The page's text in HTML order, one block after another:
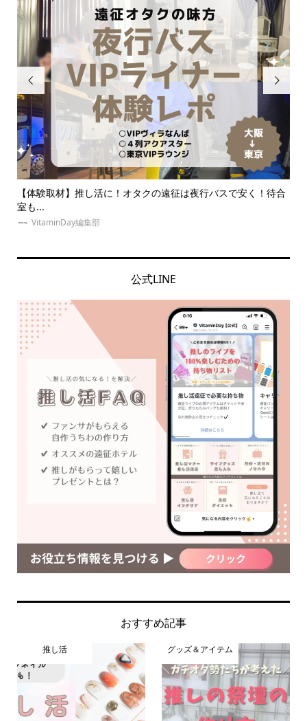

【体験取材】推し活に！オタクの遠征は夜行バスで安く！待合
室も...
VitaminDay編集部

公式LINE
おすすめ記事
推し活 グッズ＆アイテム